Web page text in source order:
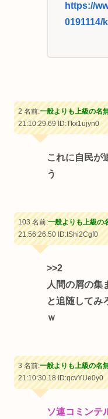
https://
0191114/
2 名前:一般よりも上級の名
21:10:29.69ID:Tkx1ujyn0
これに自民が
う
103 名前:一般よりも上級の
21:56:26.50ID:tShi2Cgf0
>>2
人間の屑の集
と追随してみ
ｗ
3 名前:一般よりも上級の名
21:10:30.18ID:qcvYUe0y0
ソ連コミンテ